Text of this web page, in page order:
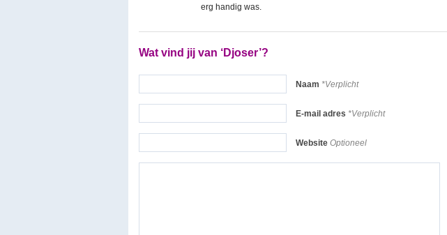
erg handig was.
Wat vind jij van ‘Djoser’?
Naam *Verplicht
E-mail adres *Verplicht
Website Optioneel